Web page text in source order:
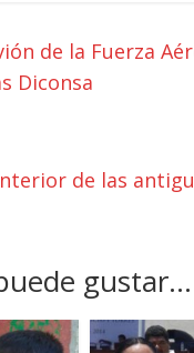
de la Fuerza
Diconsa
de las
gustar...